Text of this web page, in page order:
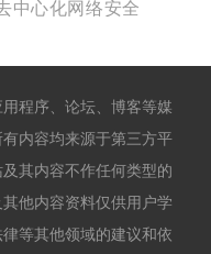
中心化网络安全
程序、论坛、博客等媒
内容均来源于第三方平
其内容不作任何类型的
他内容资料仅供用户学
等其他领域的建议和依